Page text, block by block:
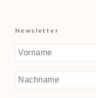
Newsletter